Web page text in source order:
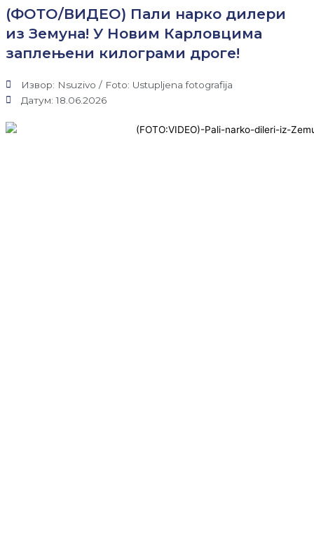
(ФОТО/ВИДЕО) Пали нарко дилери
из Земуна! У Новим Карловцима
заплењени килограми дроге!
Извор: Nsuzivo / Foto: Ustupljena fotografija
Датум: 18.06.2026